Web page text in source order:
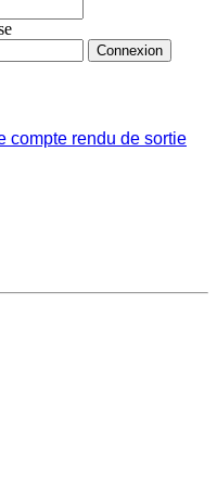
compte rendu de sortie